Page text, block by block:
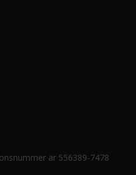
är 556389-7478